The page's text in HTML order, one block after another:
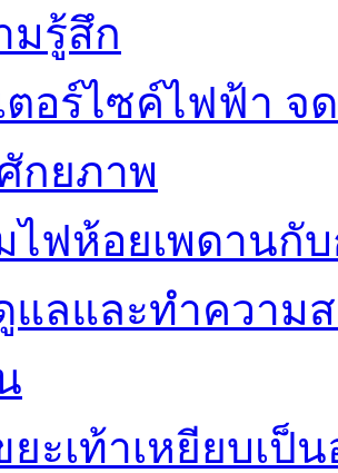
มรู้สึก
ตอร์ไซค์ไฟฟ้า จ
กยภาพ
ไฟห้อยเพดานกั
แลและทำความ
ยะเท้าเหยียบเ